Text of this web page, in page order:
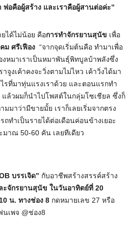
พ่อคือผู้สร้าง และเราคือผู้สานต่อค่ะ”
ได้ไม่น้อย คือการทำจักรยานสุนัข เพื่อ
ม ศรีเฟือง “จากจุดเริ่มต้นคือ ทำมาเพื่อ
งหมาเราเป็นหมาพันธุ์พิทบูลบ้าพลังซึ่ง
จูงเค้าคงจะวิ่งตามไม่ไหว เค้าวิ่งได้มา
รที่มาทุ่นแรงเราด้วย และตอนแรกทำ
แล้วผมก็นำไปโพสต์ในกลุ่มโซเชียล ซึ่งก็
มาว่ามีขายมั้ย เราก็เลยเริ่มจากตรง
ทำเป็นรายได้ต่อเดือนค่อนข้างเยอะ
มาณ 50-60 คัน เลยทีเดียว
บรรเจิด” กับอาชีพสร้างสรรค์สร้าง
ะจักรยานสุนัข ในวันอาทิตย์ที่ 20
น. ทางช่อง 8 กดหมายเลข 27 หรือ
นเพจ @ช่อง8